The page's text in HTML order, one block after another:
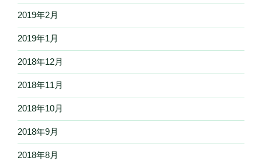
2019年2月
2019年1月
2018年12月
2018年11月
2018年10月
2018年9月
2018年8月